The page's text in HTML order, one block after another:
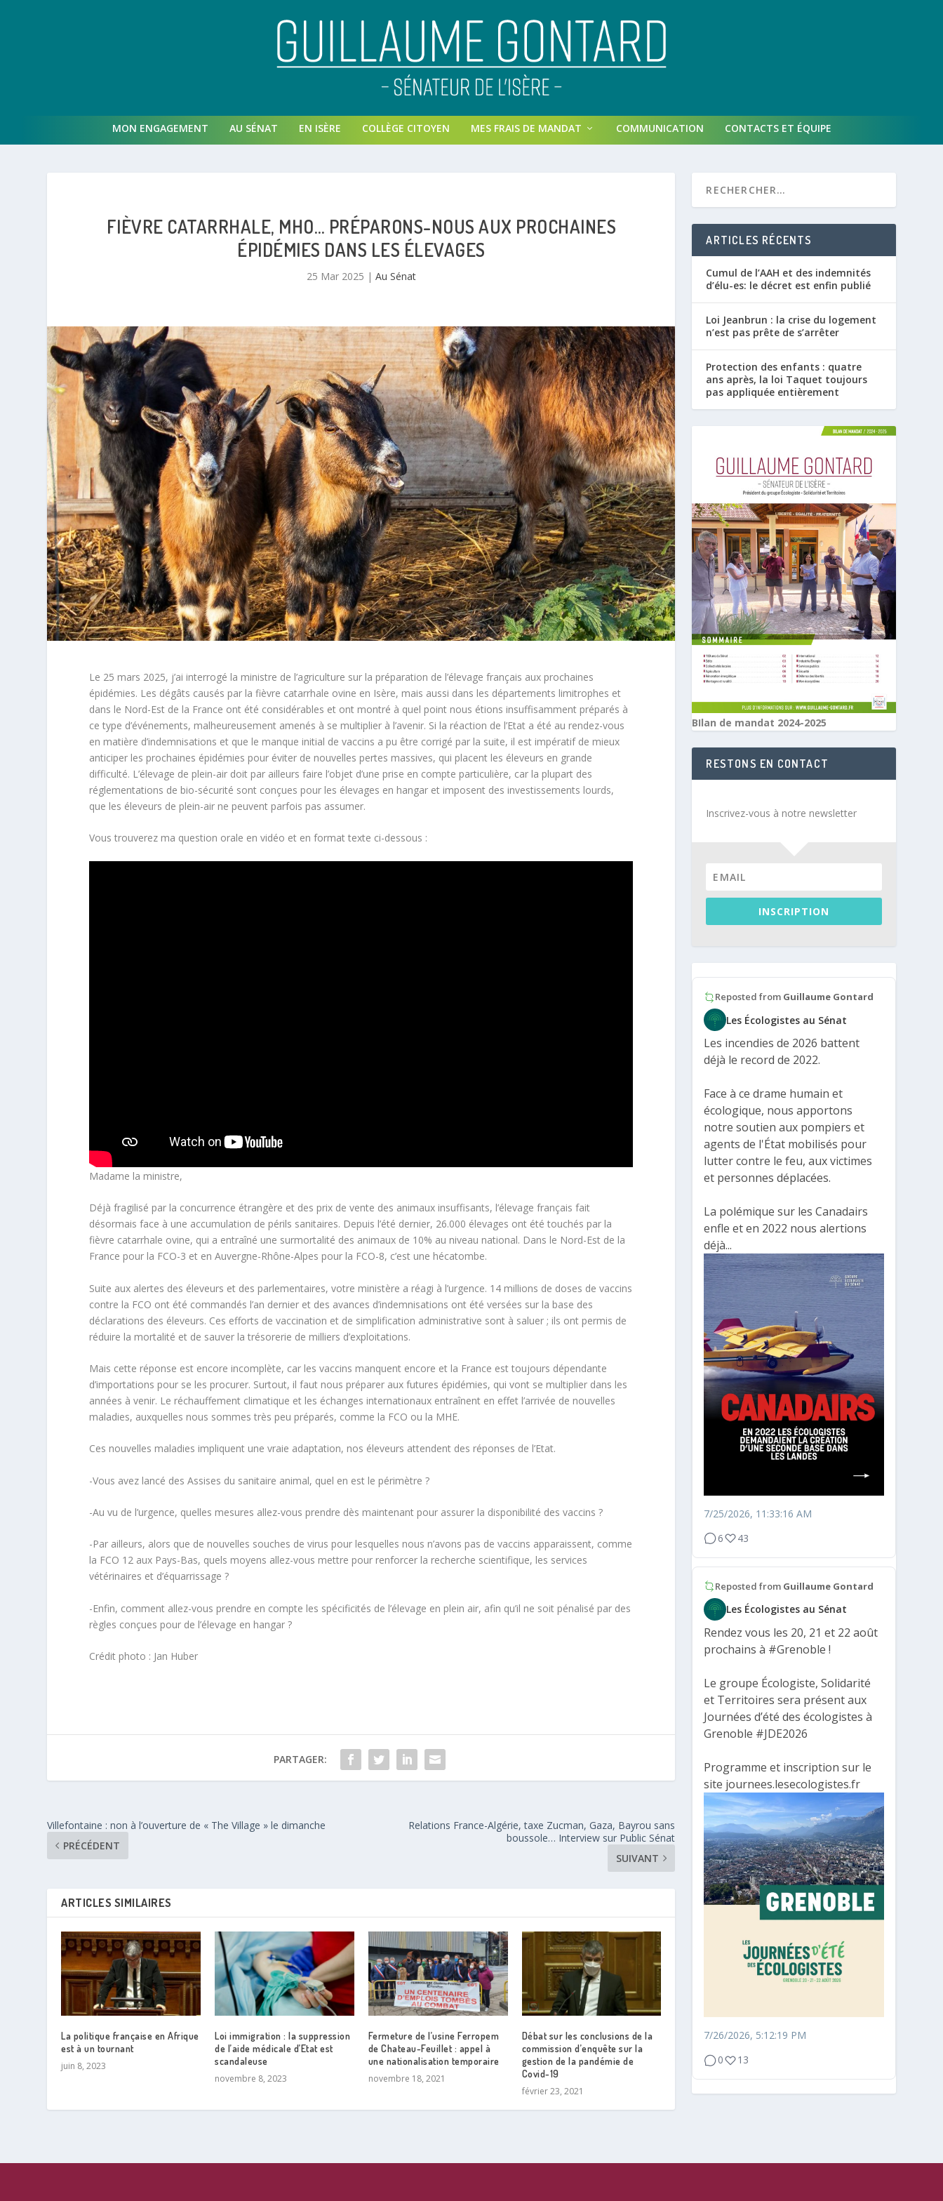
MON ENGAGEMENT AU SÉNAT EN ISÈRE COLLÈGE CITOYEN MES FRAIS DE MANDAT COMMUNICATION CONTACTS ET ÉQUIPE
FIÈVRE CATARRHALE, MHO… PRÉPARONS-NOUS AUX PROCHAINES
ÉPIDÉMIES DANS LES ÉLEVAGES
25 Mar 2025 | Au Sénat
Le 25 mars 2025, j’ai interrogé la ministre de l’agriculture sur la préparation de l’élevage français aux prochaines
épidémies. Les dégâts causés par la fièvre catarrhale ovine en Isère, mais aussi dans les départements limitrophes et
dans le Nord-Est de la France ont été considérables et ont montré à quel point nous étions insuffisamment préparés à
ce type d’événements, malheureusement amenés à se multiplier à l’avenir. Si la réaction de l’Etat a été au rendez-vous
en matière d’indemnisations et que le manque initial de vaccins a pu être corrigé par la suite, il est impératif de mieux
anticiper les prochaines épidémies pour éviter de nouvelles pertes massives, qui placent les éleveurs en grande
difficulté. L’élevage de plein-air doit par ailleurs faire l’objet d’une prise en compte particulière, car la plupart des
réglementations de bio-sécurité sont conçues pour les élevages en hangar et imposent des investissements lourds,
que les éleveurs de plein-air ne peuvent parfois pas assumer.
Vous trouverez ma question orale en vidéo et en format texte ci-dessous :
Madame la ministre,
Déjà fragilisé par la concurrence étrangère et des prix de vente des animaux insuffisants, l’élevage français fait
désormais face à une accumulation de périls sanitaires. Depuis l’été dernier, 26.000 élevages ont été touchés par la
fièvre catarrhale ovine, qui a entraîné une surmortalité des animaux de 10% au niveau national. Dans le Nord-Est de la
France pour la FCO-3 et en Auvergne-Rhône-Alpes pour la FCO-8, c’est une hécatombe.
Suite aux alertes des éleveurs et des parlementaires, votre ministère a réagi à l’urgence. 14 millions de doses de vaccins
contre la FCO ont été commandés l’an dernier et des avances d’indemnisations ont été versées sur la base des
déclarations des éleveurs. Ces efforts de vaccination et de simplification administrative sont à saluer ; ils ont permis de
réduire la mortalité et de sauver la trésorerie de milliers d’exploitations.
Mais cette réponse est encore incomplète, car les vaccins manquent encore et la France est toujours dépendante
d’importations pour se les procurer. Surtout, il faut nous préparer aux futures épidémies, qui vont se multiplier dans les
années à venir. Le réchauffement climatique et les échanges internationaux entraînent en effet l’arrivée de nouvelles
maladies, auxquelles nous sommes très peu préparés, comme la FCO ou la MHE.
Ces nouvelles maladies impliquent une vraie adaptation, nos éleveurs attendent des réponses de l’Etat.
-Vous avez lancé des Assises du sanitaire animal, quel en est le périmètre ?
-Au vu de l’urgence, quelles mesures allez-vous prendre dès maintenant pour assurer la disponibilité des vaccins ?
-Par ailleurs, alors que de nouvelles souches de virus pour lesquelles nous n’avons pas de vaccins apparaissent, comme
la FCO 12 aux Pays-Bas, quels moyens allez-vous mettre pour renforcer la recherche scientifique, les services
vétérinaires et d’équarrissage ?
-Enfin, comment allez-vous prendre en compte les spécificités de l’élevage en plein air, afin qu’il ne soit pénalisé par des
règles conçues pour de l’élevage en hangar ?
Crédit photo : Jan Huber
PARTAGER:
Villefontaine : non à l’ouverture de « The Village » le dimanche
PRÉCÉDENT
Relations France-Algérie, taxe Zucman, Gaza, Bayrou sans
boussole… Interview sur Public Sénat
SUIVANT
ARTICLES SIMILAIRES
La politique française en Afrique
est à un tournant
juin 8, 2023
Loi immigration : la suppression
de l’aide médicale d’Etat est
scandaleuse
novembre 8, 2023
Fermeture de l’usine Ferropem
de Chateau-Feuillet : appel à
une nationalisation temporaire
novembre 18, 2021
Débat sur les conclusions de la
commission d’enquête sur la
gestion de la pandémie de
Covid-19
février 23, 2021
ARTICLES RÉCENTS
Cumul de l’AAH et des indemnités
d’élu-es: le décret est enfin publié
Loi Jeanbrun : la crise du logement
n’est pas prête de s’arrêter
Protection des enfants : quatre
ans après, la loi Taquet toujours
pas appliquée entièrement
BIlan de mandat 2024-2025
RESTONS EN CONTACT
Inscrivez-vous à notre newsletter
INSCRIPTION
Reposted from Guillaume Gontard
Les Écologistes au Sénat
Les incendies de 2026 battent
déjà le record de 2022.
Face à ce drame humain et
écologique, nous apportons
notre soutien aux pompiers et
agents de l'État mobilisés pour
lutter contre le feu, aux victimes
et personnes déplacées.
La polémique sur les Canadairs
enfle et en 2022 nous alertions
déjà...
7/25/2026, 11:33:16 AM
6
43
Reposted from Guillaume Gontard
Les Écologistes au Sénat
Rendez vous les 20, 21 et 22 août
prochains à #Grenoble !
Le groupe Écologiste, Solidarité
et Territoires sera présent aux
Journées d’été des écologistes à
Grenoble #JDE2026
Programme et inscription sur le
site journees.lesecologistes.fr
7/26/2026, 5:12:19 PM
0
13